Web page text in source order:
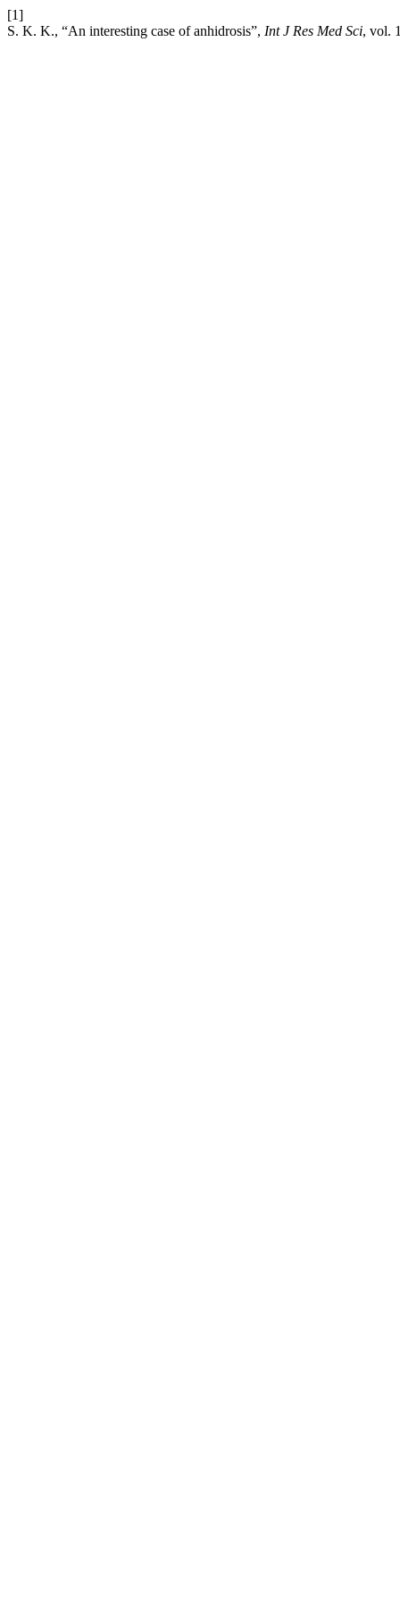
[1]
S. K. K., “An interesting case of anhidrosis”, Int J Res Med Sci, vol.